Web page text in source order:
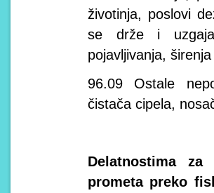
životinja, poslovi
se drže i
pojavljivanja,
96.09 Ostale
čistača cipela,
Delatnostima
prometa preko